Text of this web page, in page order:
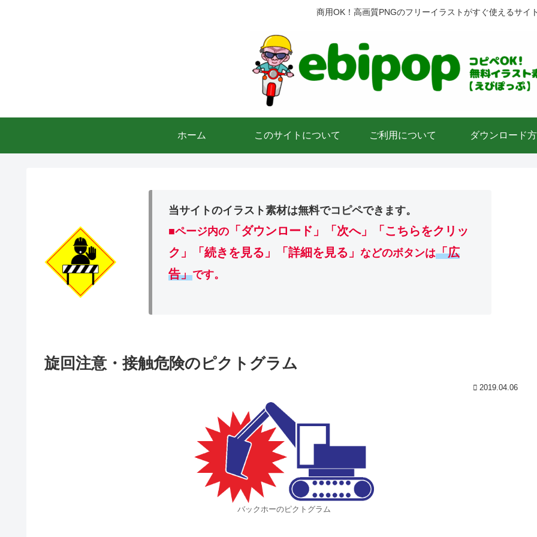
商用OK！高画質PNGのフリーイラストがすぐ使えるサイ
ホーム このサイトについて ご利用について ダウンロード
当サイトのイラスト素材は無料でコピペできます。
■ページ内の 「ダウンロード」
「次へ」「こちらをクリッ
ク」「続きを見る」「詳細を見る」などのボタンは「広
告」です。
旋回注意・接触危険のピクトグラム
2019.04.06
バックホーのピクトグラム